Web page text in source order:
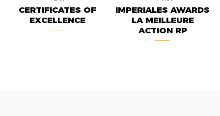
CERTIFICATES OF
EXCELLENCE
IMPERIALES AWARDS
LA MEILLEURE
ACTION RP